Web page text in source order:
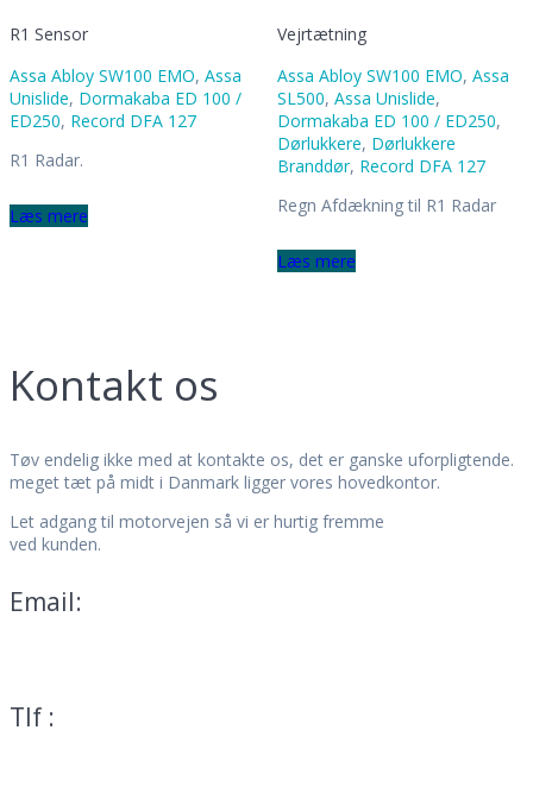
R1 Sensor
Assa Abloy SW100 EMO, Assa
Unislide, Dormakaba ED 100 /
ED250, Record DFA 127
R1 Radar.
Læs mere
Vejrtætning
Assa Abloy SW100 EMO, Assa
SL500, Assa Unislide,
Dormakaba ED 100 / ED250,
Dørlukkere, Dørlukkere
Branddør, Record DFA 127
Regn Afdækning til R1 Radar
Læs mere
Kontakt os
Tøv endelig ikke med at kontakte os, det er ganske uforpligtende.
meget tæt på midt i Danmark ligger vores hovedkontor.
Let adgang til motorvejen så vi er hurtig fremme
ved kunden.
Email:
Tlf :